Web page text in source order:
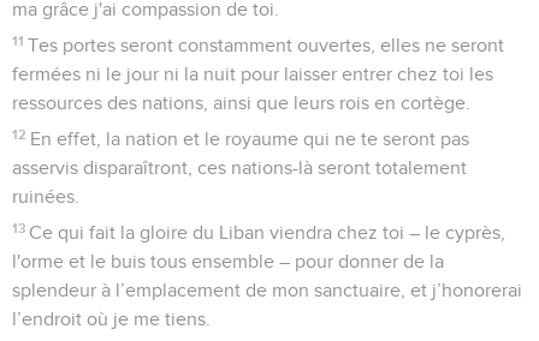
ma grâce j'ai compassion de toi.
11 Tes portes seront constamment ouvertes, elles ne seront
fermées ni le jour ni la nuit pour laisser entrer chez toi les
ressources des nations, ainsi que leurs rois en cortège.
12 En effet, la nation et le royaume qui ne te seront pas
asservis disparaîtront, ces nations-là seront totalement
ruinées.
13 Ce qui fait la gloire du Liban viendra chez toi – le cyprès,
l'orme et le buis tous ensemble – pour donner de la
splendeur à l’emplacement de mon sanctuaire, et j’honorerai
l’endroit où je me tiens.